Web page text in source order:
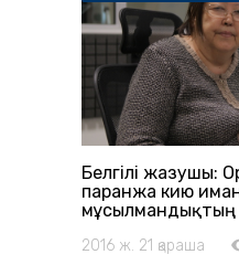
Белгілі жазушы:
паранжа кию
мұсылмандықтың
2016 ж. 21 қараша